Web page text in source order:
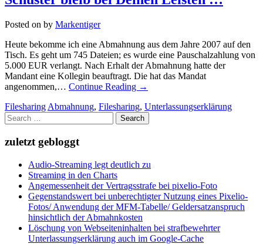
Posted on by Markentiger
Heute bekomme ich eine Abmahnung aus dem Jahre 2007 auf den
Tisch. Es geht um 745 Dateien; es wurde eine Pauschalzahlung von
5.000 EUR verlangt. Nach Erhalt der Abmahnung hatte der
Mandant eine Kollegin beauftragt. Die hat das Mandat
angenommen,… Continue Reading →
Filesharing Abmahnung, Filesharing, Unterlassungserklärung
Search
for:
zuletzt gebloggt
Audio-Streaming legt deutlich zu
Streaming in den Charts
Angemessenheit der Vertragsstrafe bei pixelio-Foto
Gegenstandswert bei unberechtigter Nutzung eines Pixelio-
Fotos/ Anwendung der MFM-Tabelle/ Geldersatzanspruch
hinsichtlich der Abmahnkosten
Löschung von Webseiteninhalten bei strafbewehrter
Unterlassungserklärung auch im Google-Cache